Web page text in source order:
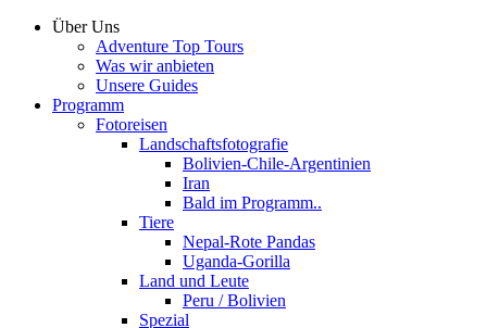
Über Uns
Adventure Top Tours
Was wir anbieten
Unsere Guides
Programm
Fotoreisen
Landschaftsfotografie
Bolivien-Chile-Argentinien
Iran
Bald im Programm..
Tiere
Nepal-Rote Pandas
Uganda-Gorilla
Land und Leute
Peru / Bolivien
Spezial